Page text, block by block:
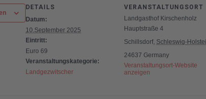
DETAILS
Datum:
10.September 2025
Eintritt:
Euro 69
Veranstaltungskategorie:
Landgezwitscher
VERANSTALTUNGSORT
Landgasthof Kirschenholz
Hauptstraße 4
Schillsdorf, Schleswig-
24637 Germany
Veranstaltungsort-Website
anzeigen